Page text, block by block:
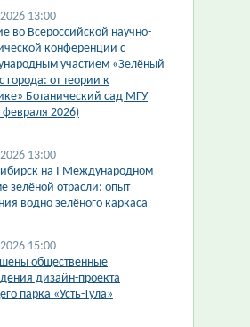
13:00
во Всероссийской научно-
конференции с
участием «Зелёный
города: от теории к
Ботанический сад МГУ
февраля 2026)
13:00
на I Международном
зелёной отрасли: опыт
водно зелёного каркаса
15:00
общественные
дизайн-проекта
парка «Усть-Тула»